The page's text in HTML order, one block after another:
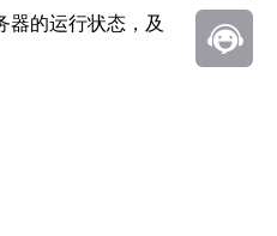
器的运行状态，及